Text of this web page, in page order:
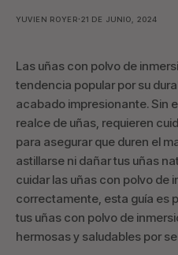
YUVIEN ROYER·21 DE JUNIO, 2024
Las uñas con polvo de
tendencia popular por su
acabado impresionante. Sin
realce de uñas, requieren
para asegurar que duren el
astillarse ni dañar tus uñas
cuidar las uñas con polvo de
correctamente, esta guía es
tus uñas con polvo de
hermosas y saludables por